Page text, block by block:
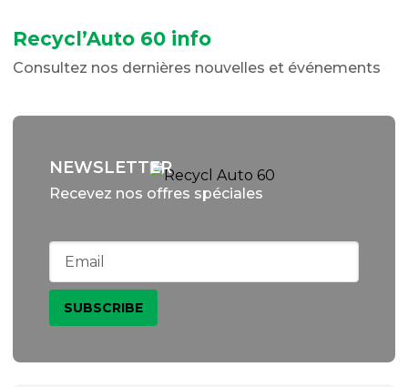
Recycl’Auto 60 info
Consultez nos dernières nouvelles et événements
NEWSLETTER
Recevez nos offres spéciales